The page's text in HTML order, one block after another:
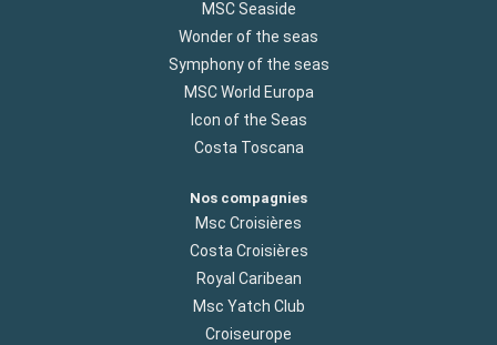
MSC Seaside
Wonder of the seas
Symphony of the seas
MSC World Europa
Icon of the Seas
Costa Toscana
Nos compagnies
Msc Croisières
Costa Croisières
Royal Caribean
Msc Yatch Club
Croiseurope